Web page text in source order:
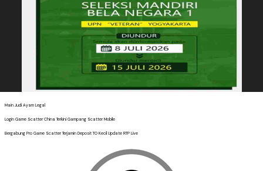
Main Judi Ayam Legal
Login Game Scatter China Terkini Gampang Scatter Mobile
Bergabung Pro Game Scatter Terjamin Deposit TO Kecil Update RTP Live